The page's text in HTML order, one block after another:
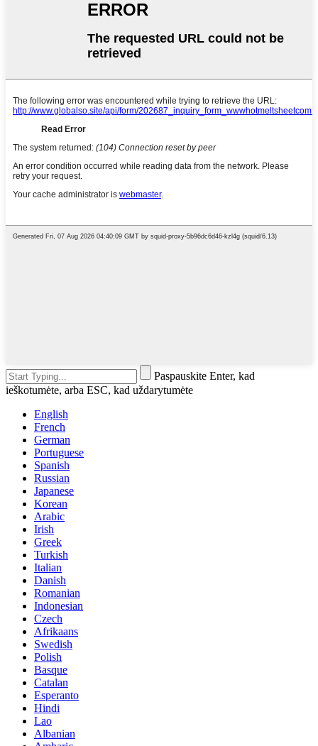
Paspauskite Enter, kad
ieškotumėte, arba ESC, kad uždarytumėte
English
French
German
Portuguese
Spanish
Russian
Japanese
Korean
Arabic
Irish
Greek
Turkish
Italian
Danish
Romanian
Indonesian
Czech
Afrikaans
Swedish
Polish
Basque
Catalan
Esperanto
Hindi
Lao
Albanian